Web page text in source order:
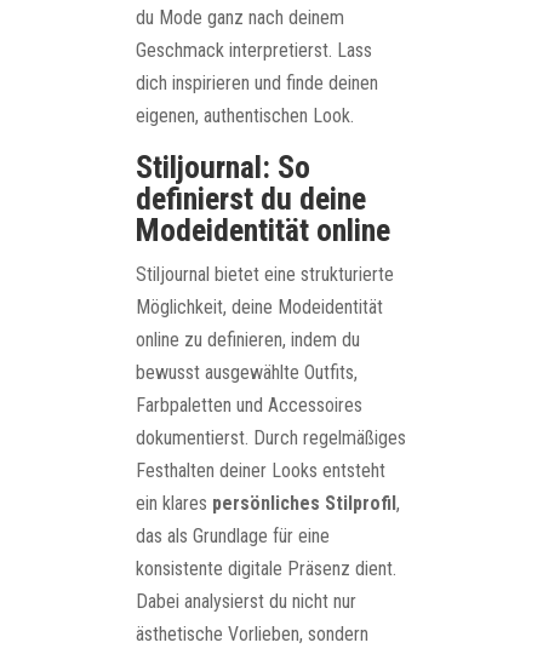
du Mode ganz nach deinem
Geschmack interpretierst. Lass
dich inspirieren und finde deinen
eigenen, authentischen Look.
Stiljournal: So
definierst du deine
Modeidentität online
Stiljournal bietet eine strukturierte
Möglichkeit, deine Modeidentität
online zu definieren, indem du
bewusst ausgewählte Outfits,
Farbpaletten und Accessoires
dokumentierst. Durch regelmäßiges
Festhalten deiner Looks entsteht
ein klares persönliches Stilprofil ,
das als Grundlage für eine
konsistente digitale Präsenz dient.
Dabei analysierst du nicht nur
ästhetische Vorlieben, sondern